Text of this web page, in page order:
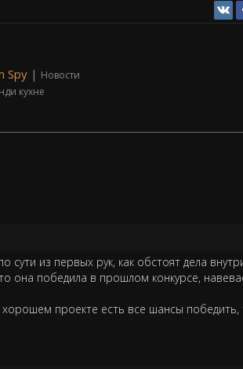
Spy | Новости
кухне
из первых рук, как обстоят дела
она победила в прошлом конкурсе,
проекте есть все шансы победить,